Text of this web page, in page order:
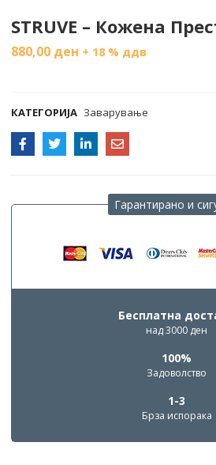
STRUVE – Кожена
880,00 ден + 18 % ддв
КАТЕГОРИЈА Заварување
Гарантирано и
Бесплатна
над 3000 ден
100%
Задоволство
1-3
Брза испорака